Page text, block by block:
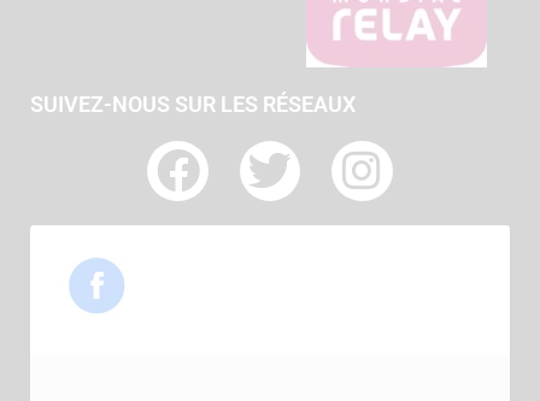
SUIVEZ-NOUS SUR LES RÉSEAUX
F
a
T
w
I
n